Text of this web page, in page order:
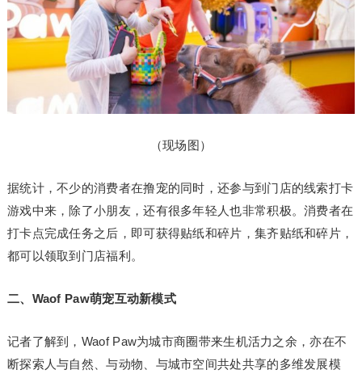
（现场图）
据统计，不少的消费者在撸宠的同时，还参与到门店的线索打卡
游戏中来，除了小朋友，还有很多年轻人也非常积极。消费者在
打卡点完成任务之后，即可获得贴纸和碎片，集齐贴纸和碎片，
都可以领取到门店福利。
二、Waof Paw萌宠互动新模式
记者了解到，Waof Paw为城市商圈带来生机活力之余，亦在不
断探索人与自然、与动物、与城市空间共处共享的多维发展模